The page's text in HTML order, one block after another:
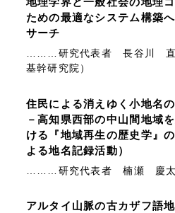
ための最適なシステム構築
サーチ
………研究代表者 長谷川 直
基幹研究院）
住民による消えゆく小地名
－高知県西部の中山間地域
ける『地域再生の歴史学』
よる地名記録活動）
………研究代表者 楠瀬 慶太
アルタイ山脈の古カザフ語